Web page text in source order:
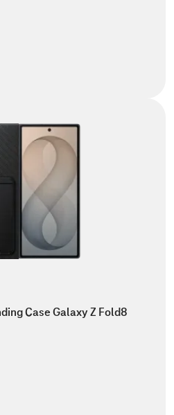
Case Galaxy Z Fold8